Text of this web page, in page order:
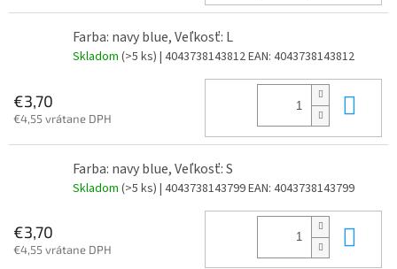
Farba: navy blue, Veľkosť: L
Skladom (>5 ks) | 4043738143812EAN: 4043738143812
€3,70
€4,55 vrátane DPH
Farba: navy blue, Veľkosť: S
Skladom (>5 ks) | 4043738143799EAN: 4043738143799
€3,70
€4,55 vrátane DPH